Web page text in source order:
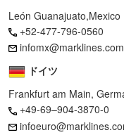
León Guanajuato,Mexico
+52-477-796-0560
infomx@marklines.com
ドイツ
Frankfurt am Main,
+49-69–904-3870-0